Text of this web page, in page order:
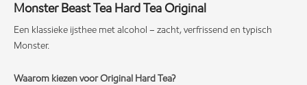
Monster Beast Tea Hard Tea Original
Een klassieke ijsthee met alcohol – zacht, verfrissend en typisch
Monster.
Waarom kiezen voor Original Hard Tea?